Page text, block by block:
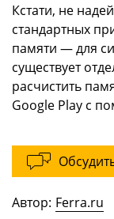
Кстати, не
стандартных
памяти — для
существует
расчистить
Google Play с
Автор: Ferra.ru